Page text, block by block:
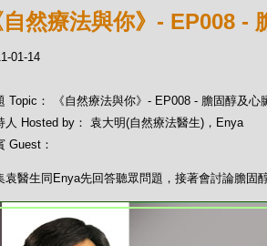
自然療法與你》- EP008 -
01-14
Topic： 《自然療法與你》- EP008 - 膽固醇及心
人 Hosted by： 袁大明(自然療法醫生)，Enya
Guest：
袁醫生同Enya先回答聽眾問題，接著會討論膽固醇